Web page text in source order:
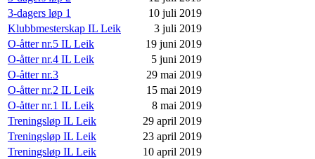
3-dagers løp 1
10 juli 2019
Klubbmesterskap IL Leik
3 juli 2019
O-åtter nr.5 IL Leik
19 juni 2019
O-åtter nr.4 IL Leik
5 juni 2019
O-åtter nr.3
29 mai 2019
O-åtter nr.2 IL Leik
15 mai 2019
O-åtter nr.1 IL Leik
8 mai 2019
Treningsløp IL Leik
29 april 2019
Treningsløp IL Leik
23 april 2019
Treningsløp IL Leik
10 april 2019